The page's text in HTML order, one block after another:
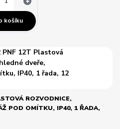
košíku
ROZVODNICE,
POD OMÍTKU, IP40, 1 ŘADA,